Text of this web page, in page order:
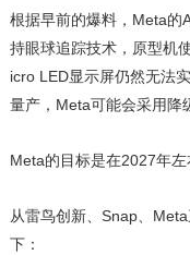
根据早前的爆料，Meta的
持眼球追踪技术，原型机
icro LED显示屏仍然无法
量产，Meta可能会采用
Meta的目标是在2027年左
从雷鸟创新、Snap、
下：